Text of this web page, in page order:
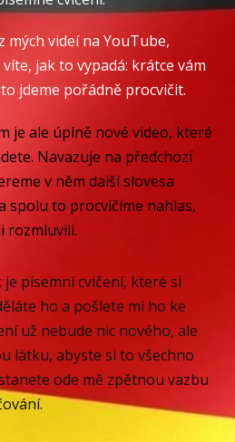
mých videí na YouTube,
jak to vypadá: krátce vám
jdeme pořádně procvičit.
je ale úplně nové video, které
Navazuje na předchozí
v něm další slovesa
spolu to procvičíme nahlas,
rozmluvili.
písemní cvičení, které si
ho a pošlete mi ho ke
už nebude nic nového, ale
látku, abyste si to všechno
ode mě zpětnou vazbu